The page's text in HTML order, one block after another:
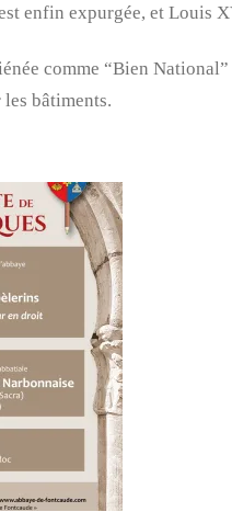
enfin expurgée, et Louis
comme “Bien
les bâtiments.